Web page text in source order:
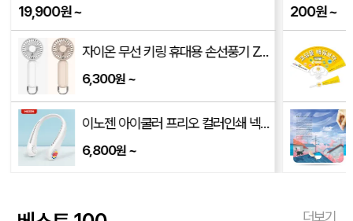
19,900원~
자이온 무선 키링 휴대용 손선풍기 ZCW-HF1500
6,300원~
이노젠 아이쿨러 프리오 컬러인쇄 넥밴드 선풍기 INOZEN i-cooler FRiO
6,800원~
200원~
더보기